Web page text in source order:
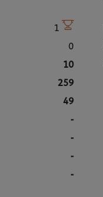
1
0
10
259
49
-
-
-
-